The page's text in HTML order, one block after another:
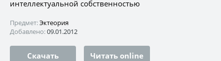
интеллектуальной собственностью
Предмет:Эктеория
Добавлено:09.01.2012
Скачать Читать online